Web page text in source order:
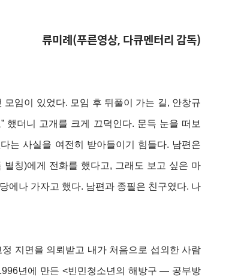
류미례(푸른영상, 다큐멘터리 감독)
임이 있었다. 모임 후 뒤풀이 가는 길, 안창규
했더니 고개를 크게 끄덕인다. 문득 눈을 떠보
는 사실을 여전히 받아들이기 힘들다. 남편은
칭)에게 전화를 했다고, 그래도 보고 싶은 마
에나 가자고 했다. 남편과 종필은 친구였다. 나
지면을 의뢰받고 내가 처음으로 섭외한 사람
년에 만든 <빈민청소년의 해방구 ― 공부방